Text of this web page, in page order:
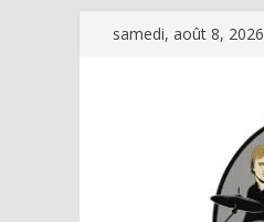
samedi, août 8, 2026